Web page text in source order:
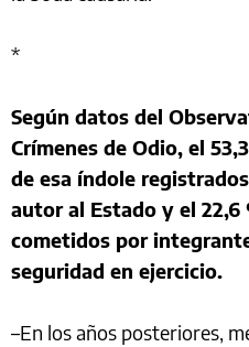
*
Según datos del
Crímenes de Odio, el
de esa índole
autor al Estado y el 22,6
cometidos por
seguridad en ejercicio.
–En los años posteriores,